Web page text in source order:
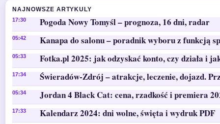
NAJNOWSZE ARTYKULY
17:30 Pogoda Nowy Tomyśl – prognoza, 16 dni, radar
05:42 Kanapa do salonu – poradnik wyboru z funkcją
05:33 Fotka.pl 2025: jak odzyskać konto, czy działa i
17:34 Świeradów-Zdrój – atrakcje, leczenie, dojazd.
05:34 Jordan 4 Black Cat: cena, rzadkość i premiera
17:33 Kalendarz 2024: dni wolne, święta i wydruk PDF